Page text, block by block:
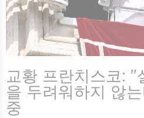
교황 프란치스코: "
을 두려워하지 않
중